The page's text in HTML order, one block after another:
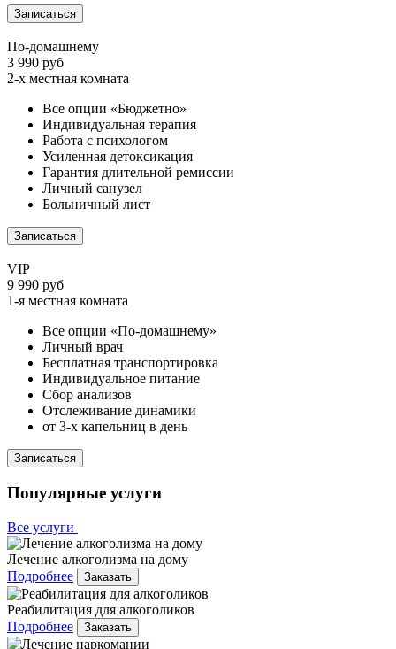
Записаться
По-домашнему
3 990 руб
2-х местная комната
Все опции «Бюджетно»
Индивидуальная терапия
Работа с психологом
Усиленная детоксикация
Гарантия длительной ремиссии
Личный санузел
Больничный лист
Записаться
VIP
9 990 руб
1-я местная комната
Все опции «По-домашнему»
Личный врач
Бесплатная транспортировка
Индивидуальное питание
Сбор анализов
Отслеживание динамики
от 3-х капельниц в день
Записаться
Популярные услуги
Все услуги
Лечение алкоголизма на дому
Подробнее
Заказать
Реабилитация для алкоголиков
Подробнее
Заказать